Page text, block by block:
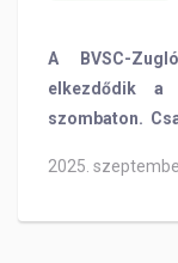
A BVSC-
elkezdődik a
szombaton.
pedig röviden
2025.